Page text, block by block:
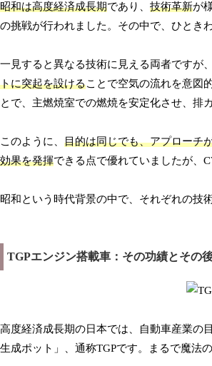
昭和は高度経済成長期であり、 技術革新が
の挑戦が行われました。その中で、ひとき
一見すると異なる技術に見える両者ですが、
トに突起を設けることで空気の流れを意図
とで、主燃焼室での燃焼を安定化させ、排
このように、 目的は同じでも、アプローチ
効果を発揮できる点で優れていましたが、
昭和という時代背景の中で、それぞれの技
TGPエンジン搭載車：その功績とその
高度経済成長期の日本では、自動車産業の
生成ポット」、通称TGPです。まるで魔法